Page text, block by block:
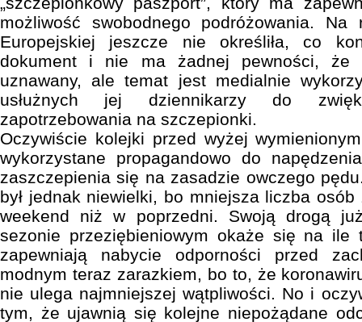
możliwość swobodnego podróżowania.
Europejskiej jeszcze nie określiła, co
dokument i nie ma żadnej pewności, że
uznawany, ale temat jest medialnie
usłużnych jej dziennikarzy do
zapotrzebowania na szczepionki.
Oczywiście kolejki przed wyżej
wykorzystane propagandowo do
zaszczepienia się na zasadzie owczego
był jednak niewielki, bo mniejsza liczba
weekend niż w poprzedni. Swoją drogą
sezonie przeziębieniowym okaże się na ile
zapewniają nabycie odporności przed
modnym teraz zarazkiem, bo to, że
nie ulega najmniejszej wątpliwości. No i
tym, że ujawnią się kolejne niepożądane